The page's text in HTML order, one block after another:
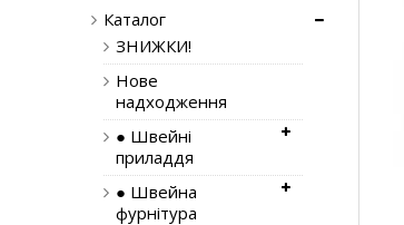
Каталог
ЗНИЖКИ!
Нове
надходження
● Швейні
приладдя
● Швейна
фурнітура